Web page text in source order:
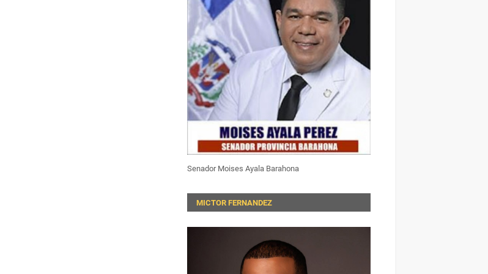
Senador Moises Ayala Barahona
MICTOR FERNANDEZ